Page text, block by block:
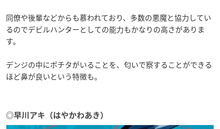
同僚や後輩などからも慕われており、多数の悪魔と協力してい
るのでデビルハンターとしての能力もかなりの高さがありま
す。
デンジの中にポチタがいることを、匂いで察することができる
ほど鼻が良いという特徴も。
◎早川アキ（はやかわあき）